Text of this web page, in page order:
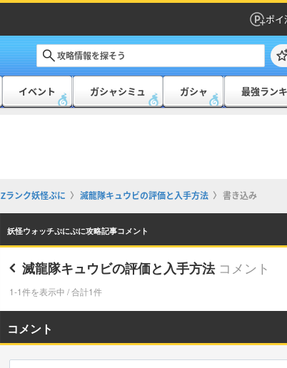
ポイ
イベント ガシャシミュ ガシャ 最強ラン
Zランク妖怪ぷに 滅龍隊キュウビの評価と入手方法 書き込み
妖怪ウォッチぷにぷに攻略記事コメント
滅龍隊キュウビの評価と入手方法 コメント
1-1件を表示中 / 合計1件
コメント